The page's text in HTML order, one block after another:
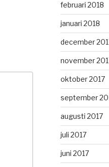
februari 2018
januari 2018
december
november
oktober 2017
september
augusti 2017
juli 2017
juni 2017